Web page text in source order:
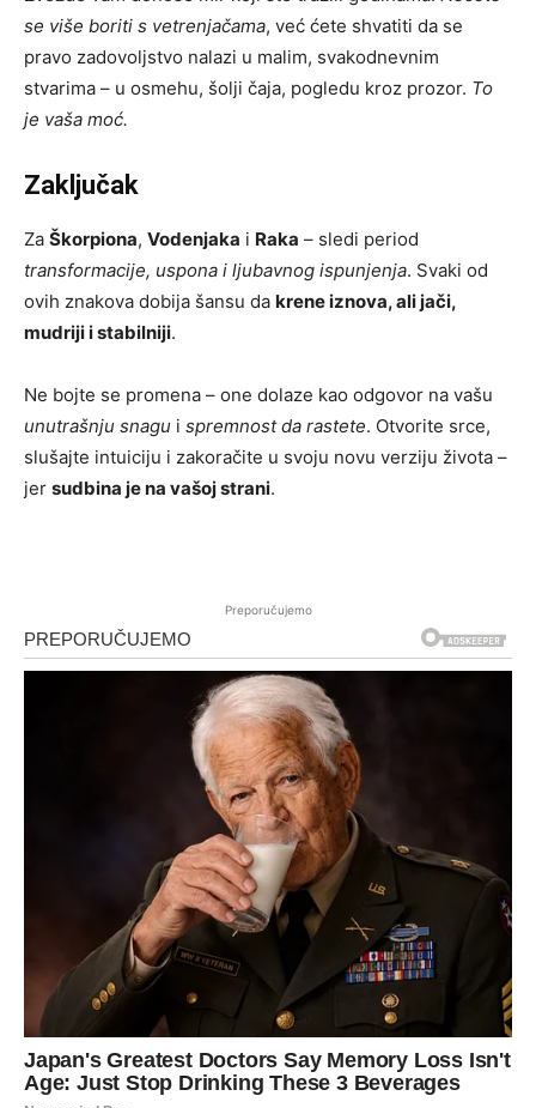
se više boriti s vetrenjačama, već ćete shvatiti da se
pravo zadovoljstvo nalazi u malim, svakodnevnim
stvarima – u osmehu, šolji čaja, pogledu kroz prozor. To
je vaša moć.
Zaključak
Za Škorpiona, Vodenjaka i Raka – sledi period
transformacije, uspona i ljubavnog ispunjenja. Svaki od
ovih znakova dobija šansu da krene iznova, ali jači,
mudriji i stabilniji.
Ne bojte se promena – one dolaze kao odgovor na vašu
unutrašnju snagu i spremnost da rastete. Otvorite srce,
slušajte intuiciju i zakoračite u svoju novu verziju života –
jer sudbina je na vašoj strani.
Preporučujemo